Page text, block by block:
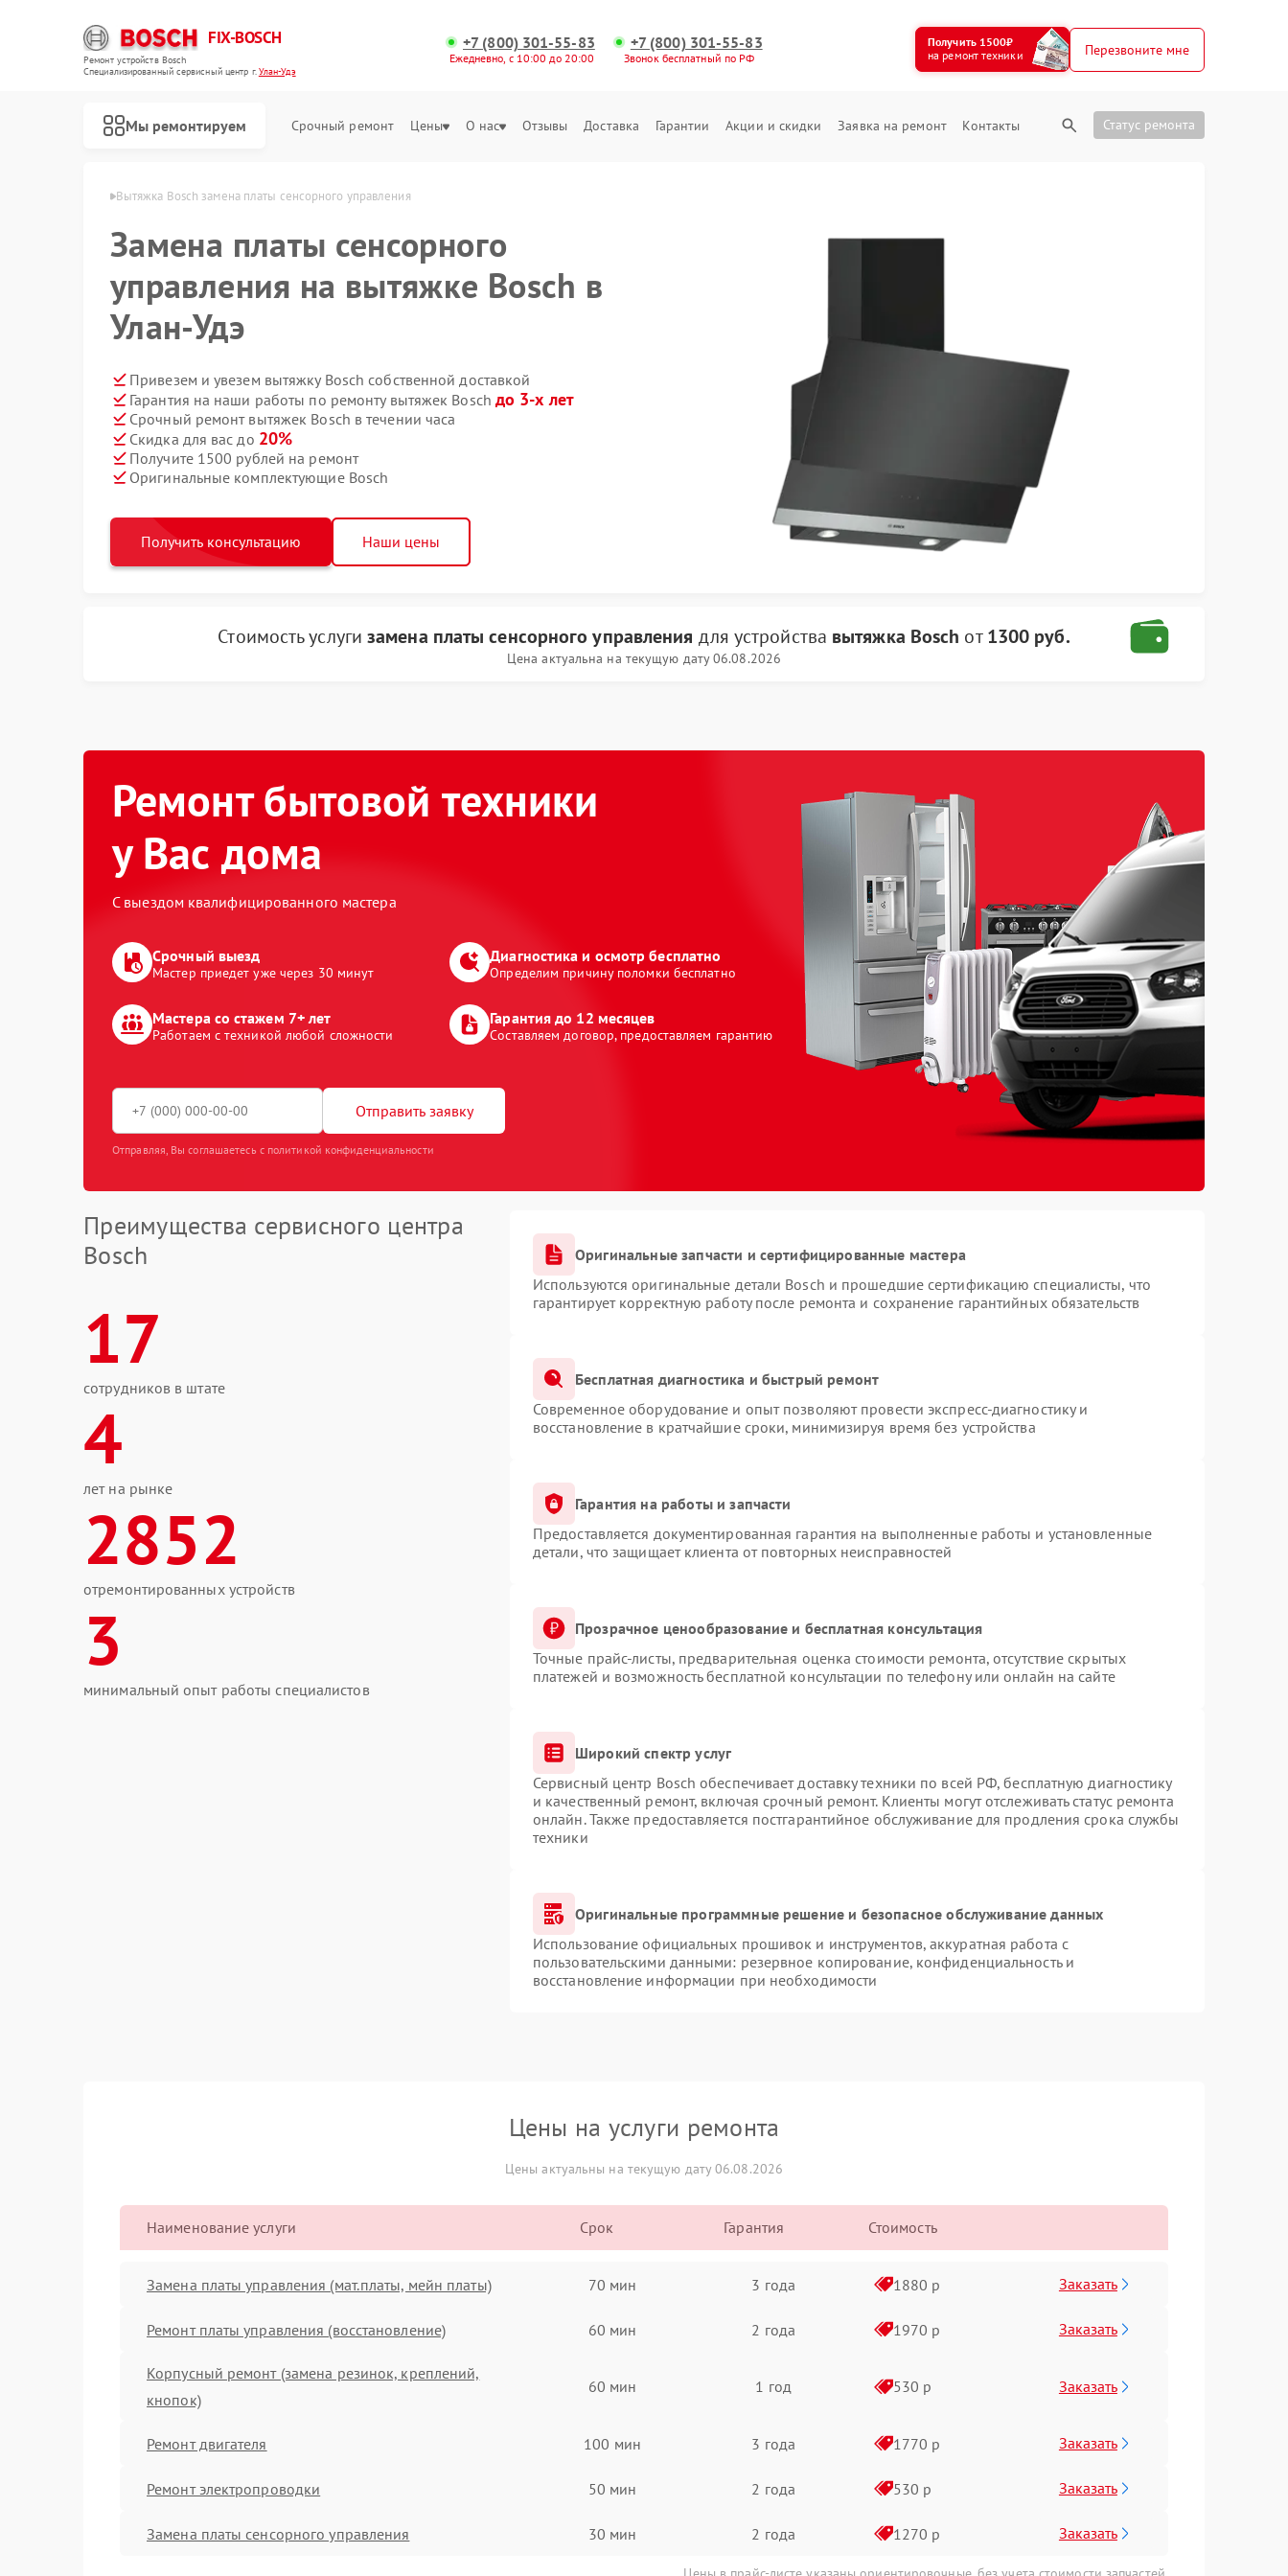
FIX-BOSCH
Ремонт устройств Bosch
Специализированный cервисный центр г.Улан-Удэ
+7 (800) 301-55-83
Ежедневно, с 10:00 до 20:00
+7 (800) 301-55-83
Звонок бесплатный по РФ
Получить 1500₽
на ремонт техники
Перезвоните мне
Мы ремонтируем Срочный ремонт Цены О нас Отзывы Доставка Гарантии Акции и скидки Заявка на ремонт Контакты Статус ремонта
Вытяжка Bosch замена платы сенсорного управления
Замена платы сенсорного
управления на вытяжке Bosch в
Улан-Удэ
Привезем и увезем вытяжку Bosch собственной доставкой
Гарантия на наши работы по ремонту вытяжек Bosch до 3-х лет
Срочный ремонт вытяжек Bosch в течении часа
Скидка для вас до 20%
Получите 1500 рублей на ремонт
Оригинальные комплектующие Bosch
Получить консультацию Наши цены
Стоимость услугизамена платы сенсорного управления для устройства вытяжка Bosch от1300 руб.
Цена актуальна на текущую дату 06.08.2026
Ремонт бытовой техники
у Вас дома
С выездом квалифицированного мастера
Срочный выезд
Мастер приедет уже через 30 минут
Диагностика и осмотр бесплатно
Определим причину поломки бесплатно
Мастера со стажем 7+ лет
Работаем с техникой любой сложности
Гарантия до 12 месяцев
Составляем договор, предоставляем гарантию
Отправить заявку
Отправляя, Вы соглашаетесь с политикой конфиденциальности
Преимущества сервисного центра
Bosch
17
сотрудников в штате
4
лет на рынке
2852
отремонтированных устройств
3
минимальный опыт работы специалистов
Оригинальные запчасти и сертифицированные мастера
Используются оригинальные детали Bosch и прошедшие сертификацию специалисты, что
гарантирует корректную работу после ремонта и сохранение гарантийных обязательств
Бесплатная диагностика и быстрый ремонт
Современное оборудование и опыт позволяют провести экспресс-диагностику и
восстановление в кратчайшие сроки, минимизируя время без устройства
Гарантия на работы и запчасти
Предоставляется документированная гарантия на выполненные работы и установленные
детали, что защищает клиента от повторных неисправностей
Прозрачное ценообразование и бесплатная консультация
Точные прайс-листы, предварительная оценка стоимости ремонта, отсутствие скрытых
платежей и возможность бесплатной консультации по телефону или онлайн на сайте
Широкий спектр услуг
Сервисный центр Bosch обеспечивает доставку техники по всей РФ, бесплатную диагностику
и качественный ремонт, включая срочный ремонт. Клиенты могут отслеживать статус ремонта
онлайн. Также предоставляется постгарантийное обслуживание для продления срока службы
техники
Оригинальные программные решение и безопасное обслуживание данных
Использование официальных прошивок и инструментов, аккуратная работа с
пользовательскими данными: резервное копирование, конфиденциальность и
восстановление информации при необходимости
Цены на услуги ремонта
Цены актуальны на текущую дату 06.08.2026
Наименование услуги Срок Гарантия Стоимость
Замена платы управления (мат.платы, мейн платы) 70 мин 3 года 1880 р Заказать
Ремонт платы управления (восстановление) 60 мин 2 года 1970 р Заказать
Корпусный ремонт (замена резинок, креплений,
кнопок)
60 мин 1 год 530 р Заказать
Ремонт двигателя 100 мин 3 года 1770 р Заказать
Ремонт электропроводки 50 мин 2 года 530 р Заказать
Замена платы сенсорного управления 30 мин 2 года 1270 р Заказать